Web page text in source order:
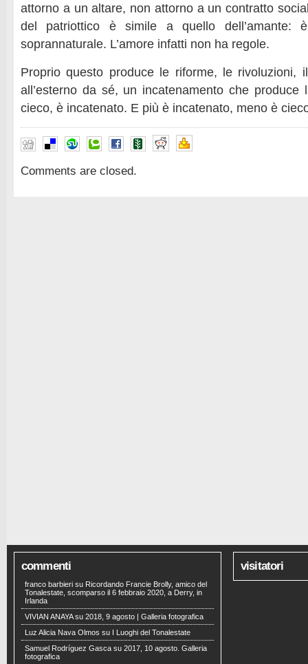
attorno a un altare, non attorno a un contratto
del patriottico è simile a quello dell’amante:
soprannaturale. L’amore infatti non ha regole.
Proprio questo produce le riforme, le rivoluzioni,
all’esterno da sé, un incatenamento che produce
cieco, è incatenato. E più è incatenato, meno è
Comments are closed.
commenti
franco barbieri su Ricordando Francie Brolly, amico del
Tonalestate, scomparso il 6 febbraio 2020, a Derry, in
Irlanda
VIVIAN ANAYAsu 2018, 9 agosto | Galleria fotografica
Luz Alicia Nava Olmos su
I Luoghi del Tonalestate
Samuel Rodríguez Gasca su 2017, 10 agosto. Galleria
fotografica
visitatori